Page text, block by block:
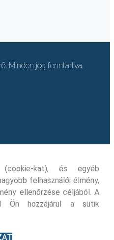
Minden jog fenntartva.
kat), és egyéb
felhasználói élmény,
ellenőrzése céljából. A
Ön hozzájárul a sütik